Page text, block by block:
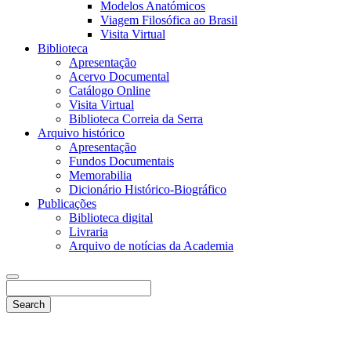
Modelos Anatómicos
Viagem Filosófica ao Brasil
Visita Virtual
Biblioteca
Apresentação
Acervo Documental
Catálogo Online
Visita Virtual
Biblioteca Correia da Serra
Arquivo histórico
Apresentação
Fundos Documentais
Memorabilia
Dicionário Histórico-Biográfico
Publicações
Biblioteca digital
Livraria
Arquivo de notícias da Academia